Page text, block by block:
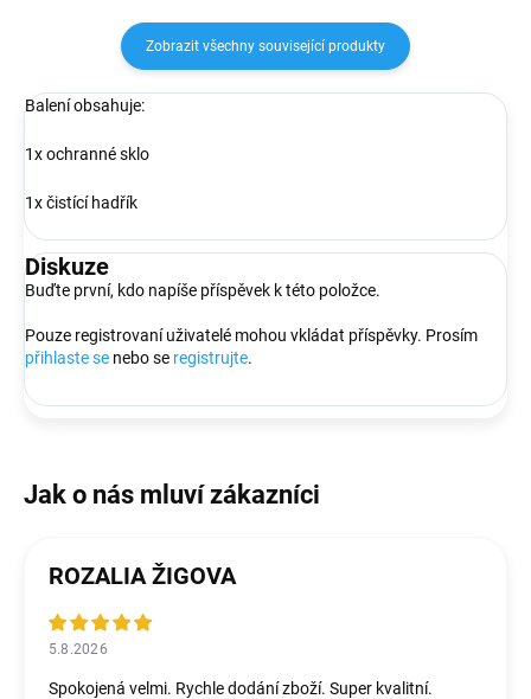
Zobrazit všechny související produkty
Balení obsahuje:
1x ochranné sklo
1x čistící hadřík
Diskuze
Buďte první, kdo napíše příspěvek k této položce.
Pouze registrovaní uživatelé mohou vkládat příspěvky. Prosím
přihlaste se nebo se registrujte.
ROZALIA ŽIGOVA
5.8.2026
Spokojená velmi. Rychle dodání zboží. Super kvalitní.